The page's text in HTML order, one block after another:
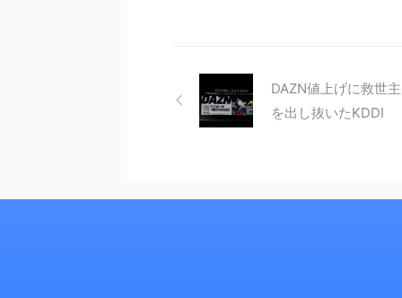
DAZN値上げに救世
を出し抜いたKDDI